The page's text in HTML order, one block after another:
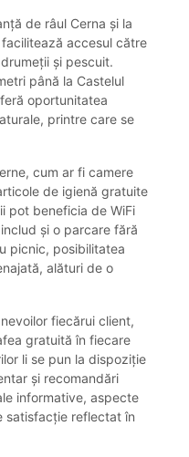
de râul Cerna și la
accesul către
și pescuit.
până la Castelul
oportunitatea
printre care se
cum ar fi camere
de igienă gratuite
pot beneficia de WiFi
și o parcare fără
picnic, posibilitatea
alături de o
fiecărui client,
gratuită în fiecare
li se pun la dispoziție
și recomandări
informative, aspecte
satisfacție reflectat în